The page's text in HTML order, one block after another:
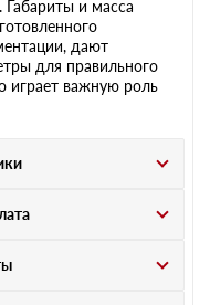
и масса
дают
для правильного
играет важную роль